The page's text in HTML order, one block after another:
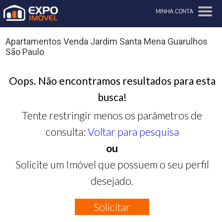
MINHA CONTA
Apartamentos Venda Jardim Santa Mena Guarulhos
São Paulo
Oops. Não encontramos resultados para esta
busca!
Tente restringir menos os parâmetros de
consulta: Voltar para pesquisa
ou
Solicite um Imóvel que possuem o seu perfil
desejado.
Solicitar